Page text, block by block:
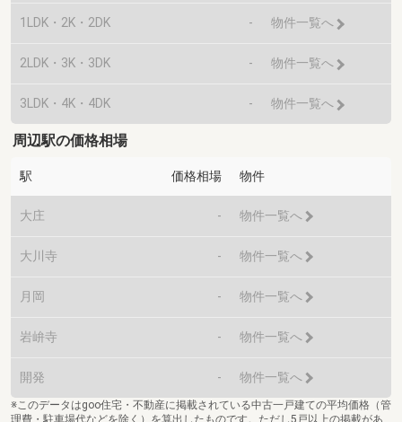
1LDK・2K・2DK - 物件一覧へ
2LDK・3K・3DK - 物件一覧へ
3LDK・4K・4DK - 物件一覧へ
周辺駅の価格相場
駅 価格相場 物件
大庄 - 物件一覧へ
大川寺 - 物件一覧へ
月岡 - 物件一覧へ
岩峅寺 - 物件一覧へ
開発 - 物件一覧へ
※このデータはgoo住宅・不動産に掲載されている中古一戸建ての平均価格（管
理費・駐車場代などを除く）を算出したものです。ただし5戸以上の掲載があ